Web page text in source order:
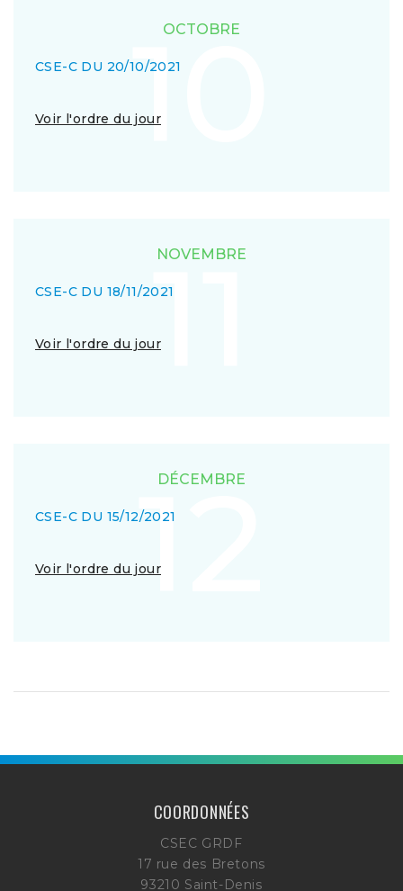
10OCTOBRE
CSE-C DU 20/10/2021
Voir l'ordre du jour
11
NOVEMBRE
CSE-C DU 18/11/2021
Voir l'ordre du jour
12DÉCEMBRE
CSE-C DU 15/12/2021
Voir l'ordre du jour
COORDONNÉES
CSEC GRDF
17 rue des Bretons
93210 Saint-Denis